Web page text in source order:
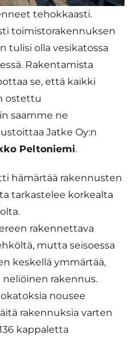
tehokkaasti.
toimistorakennuksen
tulisi olla vesikatossa
Rakentamista
se, että kaikki
ostettu
saamme ne
Jatke Oy:n
Peltoniemi.
hämärtää rakennusten
tarkastelee korkealta
rakennettava
mutta seisoessa
keskellä ymmärtää,
rakennus.
nousee
rakennuksia varten
kappaletta